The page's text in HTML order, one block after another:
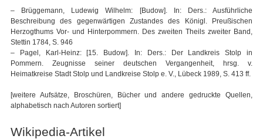
– Brüggemann, Ludewig Wilhelm: [Budow]. In: Ders.: Ausführliche
Beschreibung des gegenwärtigen Zustandes des Königl. Preußischen
Herzogthums Vor- und Hinterpommern. Des zweiten Theils zweiter Band,
Stettin 1784, S. 946
– Pagel, Karl-Heinz: [15. Budow]. In: Ders.: Der Landkreis Stolp in
Pommern. Zeugnisse seiner deutschen Vergangenheit, hrsg. v.
Heimatkreise Stadt Stolp und Landkreise Stolp e. V., Lübeck 1989, S. 413 ff.
[weitere Aufsätze, Broschüren, Bücher und andere gedruckte Quellen,
alphabetisch nach Autoren sortiert]
Wikipedia-Artikel